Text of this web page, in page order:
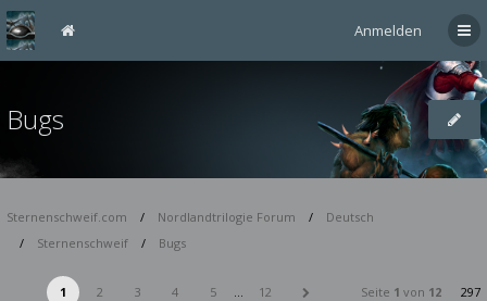
Anmelden
Bugs
Sternenschweif.com Nordlandtrilogie Forum
Deutsch
Sternenschweif
Bugs
1 2 3 4 5 … 12 Seite 1 von 12 297